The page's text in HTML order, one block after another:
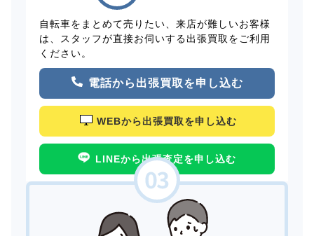
自転車をまとめて売りたい、来店が難しいお客様
は、スタッフが直接お伺いする出張買取をご利用
ください。
電話から出張買取を申し込む
WEBから出張買取を申し込む
LINEから出張査定を申し込む